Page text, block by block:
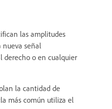
las amplitudes
nueva señal
derecho o en cualquier
la cantidad de
más común utiliza el